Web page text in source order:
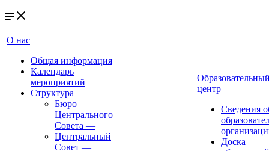
О нас
Общая информация
Календарь
мероприятий
Структура
Бюро
Центрального
Совета —
Центральный
Совет —
центр
Сведения
Доска